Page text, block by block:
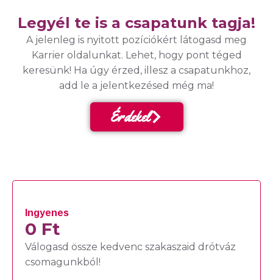
Legyél te is a csapatunk tagja!
A jelenleg is nyitott pozíciókért látogasd meg
Karrier oldalunkat. Lehet, hogy pont téged
keresünk! Ha úgy érzed, illesz a csapatunkhoz,
add le a jelentkezésed még ma!
Érdekel
Ingyenes
0 Ft
Válogasd össze kedvenc szakaszaid drótváz
csomagunkból!